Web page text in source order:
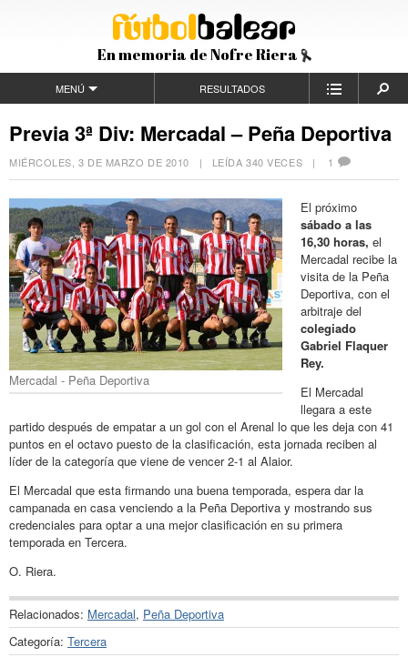
En memoria de Nofre Riera
MENÚ RESULTADOS
Previa 3ª Div: Mercadal – Peña Deportiva
MIÉRCOLES, 3 DE MARZO DE 2010 | LEÍDA 340 VECES | 1
Mercadal - Peña Deportiva
El próximo
sábado a las
16,30 horas, el
Mercadal recibe la
visita de la Peña
Deportiva, con el
arbitraje del
colegiado
Gabriel Flaquer
Rey.
El Mercadal
llegara a este
partido después de empatar a un gol con el Arenal lo que les deja con 41
puntos en el octavo puesto de la clasificación, esta jornada reciben al
líder de la categoría que viene de vencer 2-1 al Alaior.
El Mercadal que esta firmando una buena temporada, espera dar la
campanada en casa venciendo a la Peña Deportiva y mostrando sus
credenciales para optar a una mejor clasificación en su primera
temporada en Tercera.
O. Riera.
Relacionados: Mercadal, Peña Deportiva
Categoría: Tercera